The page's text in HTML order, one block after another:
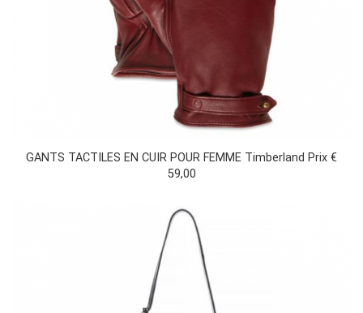
GANTS TACTILES EN CUIR POUR FEMME Timberland Prix €
59,00